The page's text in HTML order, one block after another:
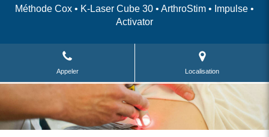
Méthode Cox • K-Laser Cube 30 • ArthroStim • Impulse •
Activator
Appeler Localisation